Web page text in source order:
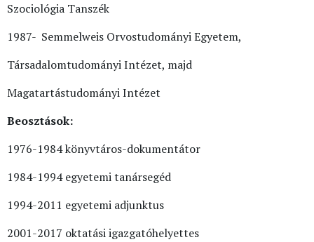
Szociológia Tanszék
1987- Semmelweis Orvostudományi Egyetem,
Társadalomtudományi Intézet, majd
Magatartástudományi Intézet
Beosztások:
1976-1984 könyvtáros-dokumentátor
1984-1994 egyetemi tanársegéd
1994-2011 egyetemi adjunktus
2001-2017 oktatási igazgatóhelyettes